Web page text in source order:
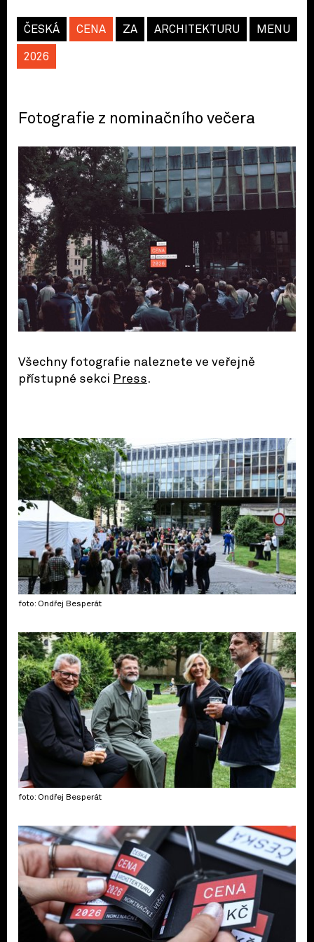
ČESKÁ CENA ZA ARCHITEKTURU
2026
MENU
Fotografie z nominačního večera
Všechny fotografie naleznete ve veřejně
přístupné sekci Press.
foto: Ondřej Besperát
foto: Ondřej Besperát